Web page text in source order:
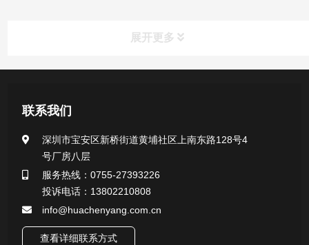
展开更多
一次性使用采样器系列
微生物样本保存液（通用运输传媒介质）系列
核酸（DNA&RNA）样本采集与保存套装系列
联系我们
深圳市宝安区新桥街道黄埔社区上南东路128号4
号厂房八层
服务热线：0755-27393226
投诉电话：13802210808
info@huachenyang.com.cn
查看详细联系方式